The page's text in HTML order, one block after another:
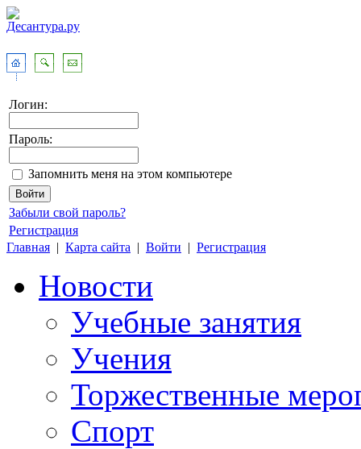
Логин:
Пароль:
Запомнить меня на этом компьютере
Забыли свой пароль?
Регистрация
Главная | Карта сайта | Войти | Регистрация
Новости
Учебные занятия
Учения
Торжественные
Спорт